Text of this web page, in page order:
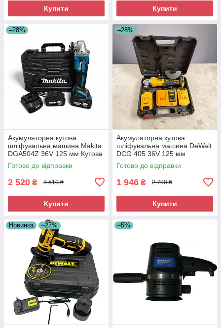
Купити Купити
–28%
Акумуляторна кутова
шліфувальна машина Makita
DGA504Z 36V 125 мм Кутова
шліфувальна машина
Акумуляторна турбінка
Готово до відправки
2 520 ₴ 3 510 ₴
Купити
–28%
Акумуляторна кутова
шліфувальна машина DeWalt
DCG 405 36V 125 мм
Безщіткова КШМ Девальт
Кутова шліфмашина
Готово до відправки
1 946 ₴ 2 700 ₴
Купити
Новинка –27% –5%